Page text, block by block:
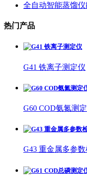
全自动智能蒸馏
热门产品
G41 铁离子测定仪
G60 COD氨氮测
G43 重金属多参